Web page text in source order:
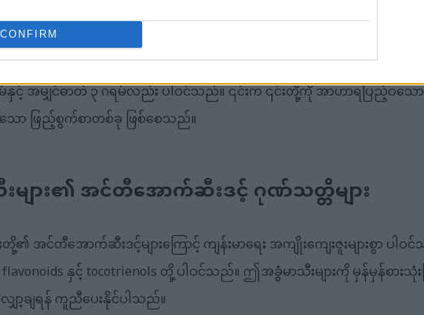
CONFIRM
း ကြွယ်ဝစွာပါဝင်သည်။ သိုင်ယာမင်းနှင့် မဂ္ဂနီဆီယမ်နှင့် ကြေးနီကဲ့သို့သော အရ
တို့သည် သင့်ခန္ဓာကိုယ် မှန်ကန်စွာလည်ပတ်ရန်နှင့် သင့်အား ကျန်းမာစေရန် ကူ
င့် အမျှင်ဓာတ် ၃ ဂရမ်လည်း ပါဝင်သည်။ ၎င်းက ၎င်းတို့ကို အာဟာရပြည့်ဝသေ
ာ ဖြည့်စွက်စာတစ်ခု ဖြစ်စေသည်။
များ၏ အင်တီအောက်ဆီးဒင့် ဂုဏ်သတ္တိများ
၏ အင်တီအောက်ဆီးဒင့်များကြောင့် ကျန်းမာရေး အကျိုးကျေးဇူးများစွာ ပါ
နှင့် tocotrienols တို့ ပါဝင်သည်။ ဤအခွံမာသီးများကို မှန်မှန်စားသုံ
ော့ချရန် ကူညီပေးနိုင်ပါသည်။